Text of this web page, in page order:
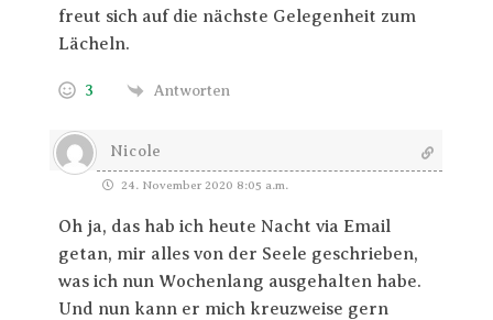
freut sich auf die nächste Gelegenheit zum
Lächeln.
3 Antworten
Nicole
24. November 2020 8:05 a.m.
Oh ja, das hab ich heute Nacht via Email
getan, mir alles von der Seele geschrieben,
was ich nun Wochenlang ausgehalten habe.
Und nun kann er mich kreuzweise gern